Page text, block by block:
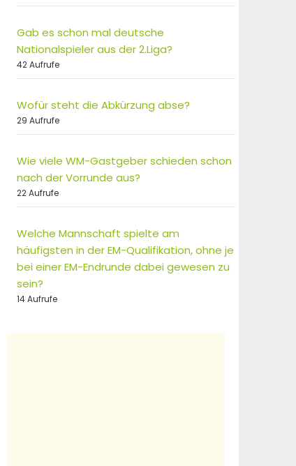
Gab es schon mal deutsche
Nationalspieler aus der 2.Liga?
42 Aufrufe
Wofür steht die Abkürzung abse?
29 Aufrufe
Wie viele WM-Gastgeber schieden schon
nach der Vorrunde aus?
22 Aufrufe
Welche Mannschaft spielte am
häufigsten in der EM-Qualifikation, ohne je
bei einer EM-Endrunde dabei gewesen zu
sein?
14 Aufrufe